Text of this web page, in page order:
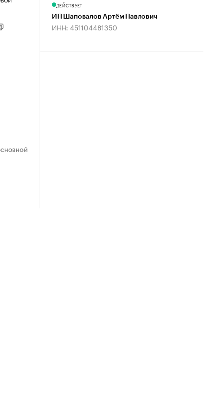
ДЕЙСТВУЕТ
ИП Шаповалов Артём Павлович
ИНН: 451104481350